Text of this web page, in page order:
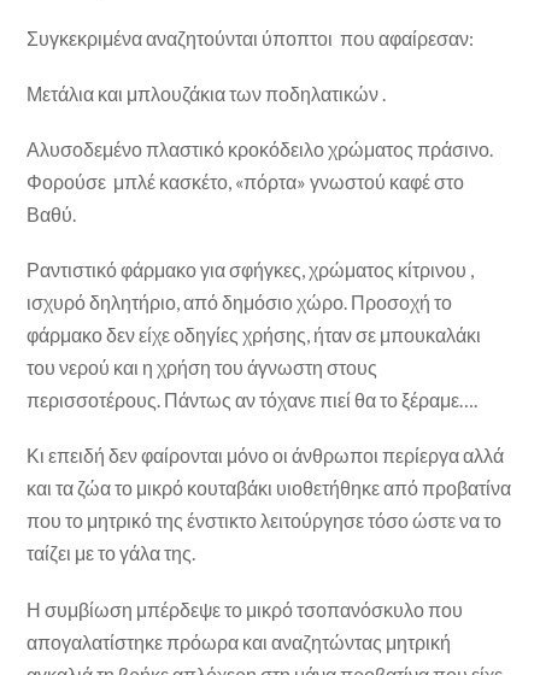
Συγκεκριμένα αναζητούνται ύποπτοι που αφαίρεσαν:
Μετάλια και μπλουζάκια των ποδηλατικών .
Αλυσοδεμένο πλαστικό κροκόδειλο χρώματος πράσινο.
Φορούσε μπλέ κασκέτο, «πόρτα» γνωστού καφέ στο
Βαθύ.
Ραντιστικό φάρμακο για σφήγκες, χρώματος κίτρινου ,
ισχυρό δηλητήριο, από δημόσιο χώρο. Προσοχή το
φάρμακο δεν είχε οδηγίες χρήσης, ήταν σε μπουκαλάκι
του νερού και η χρήση του άγνωστη στους
περισσοτέρους. Πάντως αν τόχανε πιεί θα το ξέραμε….
Κι επειδή δεν φαίρονται μόνο οι άνθρωποι περίεργα αλλά
και τα ζώα το μικρό κουταβάκι υιοθετήθηκε από προβατίνα
που το μητρικό της ένστικτο λειτούργησε τόσο ώστε να το
ταίζει με το γάλα της.
Η συμβίωση μπέρδεψε το μικρό τσοπανόσκυλο που
απογαλατίστηκε πρόωρα και αναζητώντας μητρική